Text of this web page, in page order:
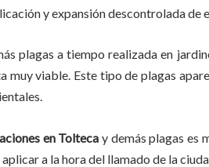
y expansión descontrolada de
plagas atiempo realizada en
muy viable. Este tipo de plagas
en Tolteca y demás plagas es
a la hora del llamado de la